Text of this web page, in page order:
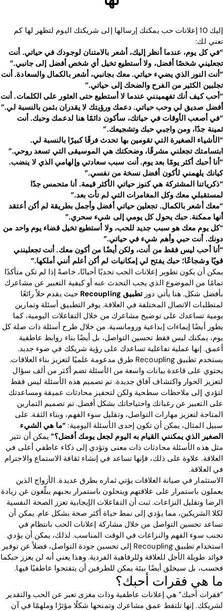
Blog
Download
إليك 10 إعلانات حب يمكنك إرسالها إلى شريكتك اليوم لتظهر لها كم
تعني لك:
“في كل يوم، عندما أنظر إليك، أشعر بالامتنان لوجودك في حياتي. أنت
تجعليني شخصًا أفضل، ولا أستطيع تخيل أي شخص أفضل إلى جانبي.”
“أنت النور الذي يضيء حياتي. معك بجانبي، أشعر بالكمال والسعادة. أنت
تجلبين الكثير من الفرح والضحك إلى حياتي.”
“أحب كيف أنك تفهمينني عندما لا أستطيع حتى العثور على الكلمات. أنت
أفضل صديق لي وحب حياتي. دعمك ورؤيتك لا يقدران بثمن بالنسبة لي.”
“في أصعب الأوقات في حياتك، سأكون دائمًا هنا لدعمك وحبك. أنت
ثمينة جدًا، ومن واجبي حبك وتشجيعك.”
“الأشياء الصغيرة التي تقومين بها تحدث فرقًا كبيرًا بالنسبة لي.
ابتسامتك تجعلني مشرقًا، وضحكتك هي الموسيقى التي تسعد روحي.”
“أنا أحبك أكثر يومًا بعد يوم. أنت سبب سعادتي وإلهامي الذي لا ينضب.
كيانك يلهمني لأكون أفضل نسخة من نفسي.”
“ذكرياتنا المشتركة هي كنوز حياتي الأكثر قيمة. أنا متحمس جدًا
لمستقبلي معك وكل المغامرات التي لم تأت بعد.”
“معك أشعر بالكمال. تجعلين حياتي أفضل وأجمل بطريقة لم أكن أعتقد
أنها ممكنة. حبك يحول كل يومي إلى شيء سحري.”
“كل يوم معك هو سبب جديد للحب، ولا أستطيع تخيل قضاء يوم واحد من
دونك. أنت حبي وأهم شيء في حياتي.”
“أنا أحب ليس فقط من أنت، ولكن أيضًا من أكون معك. أنت تجعلينني
قويًا وشجاعًا؛ حبك يفتح لي إمكانيات لم أكن أعلم أنني أملكها.”
يمكن أن يكون تطوير إعلانات الحب تحديًا أحيانًا، خاصةً إذا لم تكن متأكدًا
تمامًا من الموضوع الذي يجب التحدث عنه أو كيفية التعبير عن مشاعرك
بأفضل شكل. هنا يأتي دورتطبيق Recoupling
حيث يقدم حلاً رائعًا
لمتطلبات الاتصال المختلفة في العلاقة. يوفر التطبيق أسئلة وتمارين
يومية تساعدك على توضيح مشاعرك من خلال التفاعلات اليومية، كما
يطور أيضًا إيماءات إبداعية ورومانسية. من خلال طرح أسئلة ذات صلة كل
يوم، يمكنك ليس فقط تحسين التواصل، بل أيضًا بناء روابط عاطفية
أعمق. إنها عملية تفاعلية تساعدك على رؤية شريكك في ضوء جديد.
يستخدم تطبيق Recoupling طرق مدعومة علميًا لتعزيز بناء العلاقات.
يحتوي على قاعدة بيانات واسعة من الأسئلة تضم أكثر من ألف سؤال
لتعزيز الحوار واكتشاف آفاق جديدة. تم تصميم هذه الأسئلة ليس فقط
لتؤدي إلى ملاحظات سطحية ولكن لتحفيز محادثات عميقة ومساعدتك
على التعبير عن رغباتك واحتياجاتك بشكل أفضل. تم تصميم التمارين
المتاحة لتعزيز مهارات التواصل، وتقليل سوء الفهم، وبناء الثقة. على
سبيل المثال، يمكن أن تكون إحدى الأسئلة اليومية: “ما هي الشيء
الصغير الذي يمكنني القيام به اليوم لجعل يومك أفضل؟”يمكن أن تثير
مثل هذه الأسئلة محادثات ذات معنى وتؤدي إلى ذكاء عاطفي أعلى في
العلاقة. علاوة على ذلك، فإنها تساعد في إنشاء ثقافة الاستماع والاحترام
في العلاقة.
الاستثمار في صيانة العلاقات يؤتي ثماره بطرق عديدة. الأزواج الذين
يعملون باستمرار على علاقتهم ويتحلون باستمرار بحبهم يبلّغون عن زيادة
الرضا وتقليل النزاعات. ثبت أن التفاعلات الإيجابية تعزز الصحة النفسية
لكلا الشريكين، مما يؤدي إلى نمط حياة أكثر صحة بشكل عام. يمكن أن
تساعد تحسين التواصل من خلال مشاركة إعلانات الحب بانتظام في
تجنب سوء الفهم والنزاعات في الوقت المناسب. لذلك، يمكن أن يؤدي
استخدام تطبيق Recoupling إلى تحسين جودة التواصل، فضلاً عن توفير
فوائد طويلة الأجل للعلاقة وللرفاهية الفردية. وهذا يعني أنه لن يعزز حبكما
فحسب، بل سيخلق أيضًا بيئة يمكن للطرفين أن يتفتحوا عاطفيًا فيها.
ما هي فقرات أحبك؟
“فقرات أحبك” هي إعلانات عاطفية وذات مغزى تعبر عن الحب والتقدير
لشريكك. إنها تلتقط عمق مشاعرك وتمنحها شكلًا مؤثرًا وملهمًا في آن